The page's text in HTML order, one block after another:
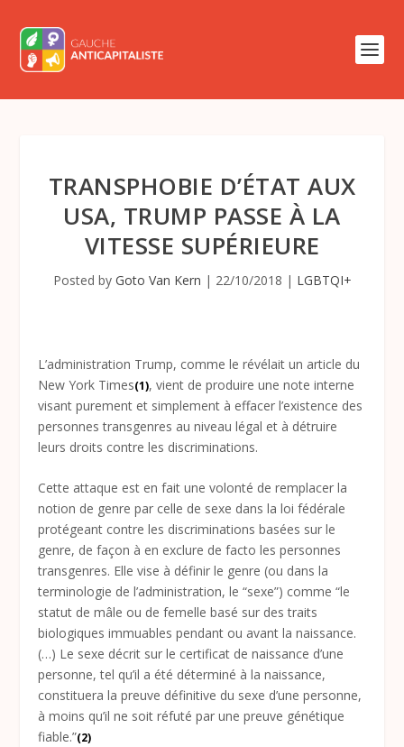
TRANSPHOBIE D’ÉTAT AUX
USA, TRUMP PASSE À LA
VITESSE SUPÉRIEURE
Posted by Goto Van Kern | 22/10/2018 | LGBTQI+
L’administration Trump, comme le révélait un article du
New York Times(1), vient de produire une note interne
visant purement et simplement à effacer l’existence des
personnes transgenres au niveau légal et à détruire
leurs droits contre les discriminations.
Cette attaque est en fait une volonté de remplacer la
notion de genre par celle de sexe dans la loi fédérale
protégeant contre les discriminations basées sur le
genre, de façon à en exclure de facto les personnes
transgenres. Elle vise à définir le genre (ou dans la
terminologie de l’administration, le “sexe”) comme “le
statut de mâle ou de femelle basé sur des traits
biologiques immuables pendant ou avant la naissance.
(…) Le sexe décrit sur le certificat de naissance d’une
personne, tel qu’il a été déterminé à la naissance,
constituera la preuve définitive du sexe d’une personne,
à moins qu’il ne soit réfuté par une preuve génétique
fiable.”(2)